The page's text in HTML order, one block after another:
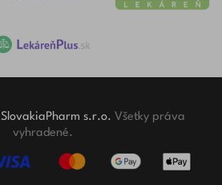
SlovakiaPharm s.r.o. Všetky práva
vyhradené.